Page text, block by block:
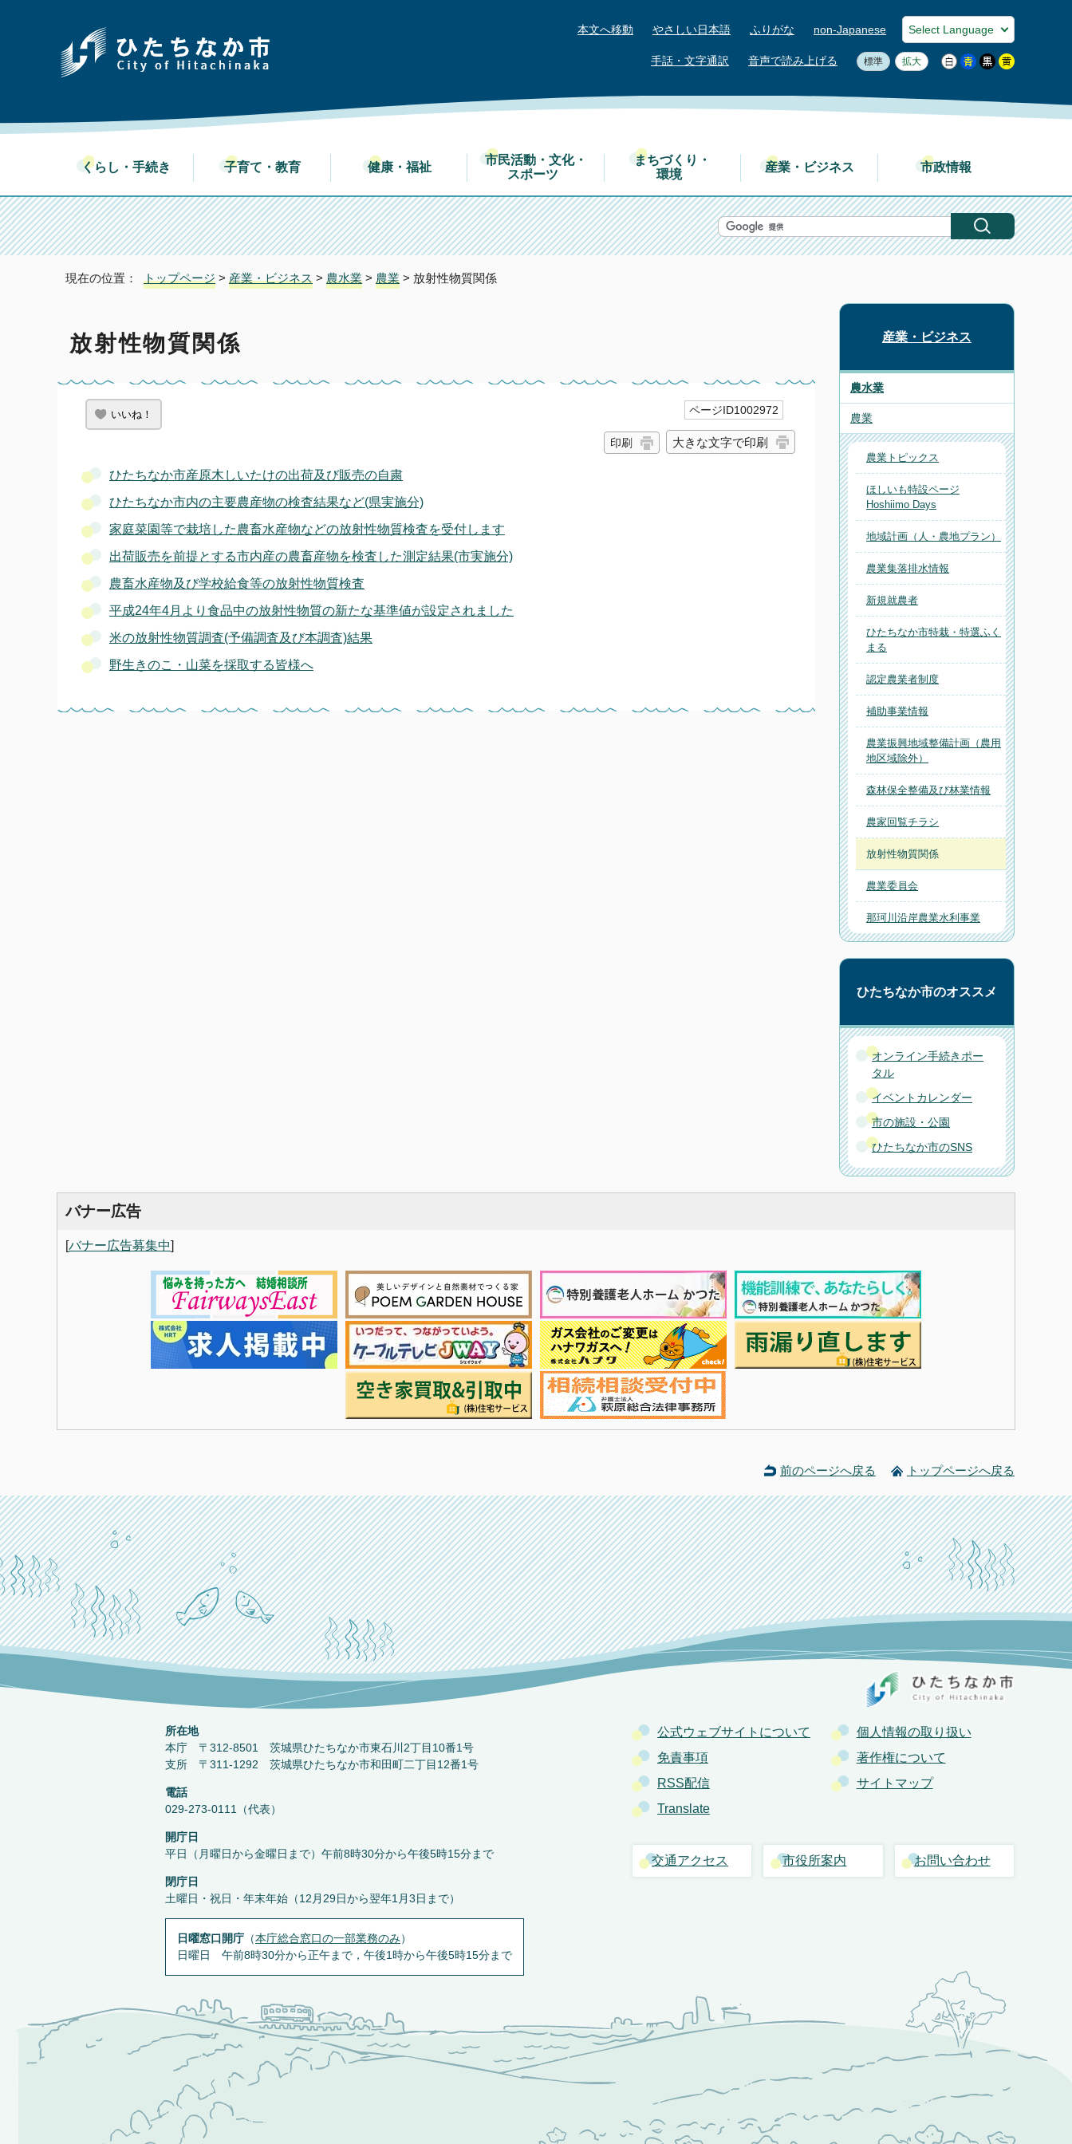
本文へ移動 やさしい日本語 ふりがな non-Japanese
手話・文字通訳 音声で読み上げる 標準 拡大
くらし・手続き 子育て・教育 健康・福祉
市民活動・文化・
スポーツ
まちづくり・
環境
産業・ビジネス 市政情報
現在の位置： トップページ > 産業・ビジネス > 農水業 > 農業 > 放射性物質関係
放射性物質関係
いいね！ ページID1002972
印刷 大きな文字で印刷
ひたちなか市産原木しいたけの出荷及び販売の自粛
ひたちなか市内の主要農産物の検査結果など(県実施分)
家庭菜園等で栽培した農畜水産物などの放射性物質検査を受付します
出荷販売を前提とする市内産の農畜産物を検査した測定結果(市実施分)
農畜水産物及び学校給食等の放射性物質検査
平成24年4月より食品中の放射性物質の新たな基準値が設定されました
米の放射性物質調査(予備調査及び本調査)結果
野生きのこ・山菜を採取する皆様へ
産業・ビジネス
農水業
農業
農業トピックス
ほしいも特設ページ
Hoshiimo Days
地域計画（人・農地プラン）
農業集落排水情報
新規就農者
ひたちなか市特栽・特選ふく
まる
認定農業者制度
補助事業情報
農業振興地域整備計画（農用
地区域除外）
森林保全整備及び林業情報
農家回覧チラシ
放射性物質関係
農業委員会
那珂川沿岸農業水利事業
ひたちなか市のオススメ
オンライン手続きポー
タル
イベントカレンダー
市の施設・公園
ひたちなか市のSNS
バナー広告
[バナー広告募集中]
前のページへ戻る トップページへ戻る
公式ウェブサイトについて
個人情報の取り扱い
免責事項
著作権について
RSS配信
サイトマップ
Translate
交通アクセス 市役所案内 お問い合わせ
所在地
本庁 〒312-8501 茨城県ひたちなか市東石川2丁目10番1号
支所 〒311-1292 茨城県ひたちなか市和田町二丁目12番1号
電話
029-273-0111（代表）
開庁日
平日（月曜日から金曜日まで）午前8時30分から午後5時15分まで
閉庁日
土曜日・祝日・年末年始（12月29日から翌年1月3日まで）
日曜窓口開庁 （本庁総合窓口の一部業務のみ）
日曜日 午前8時30分から正午まで，午後1時から午後5時15分まで